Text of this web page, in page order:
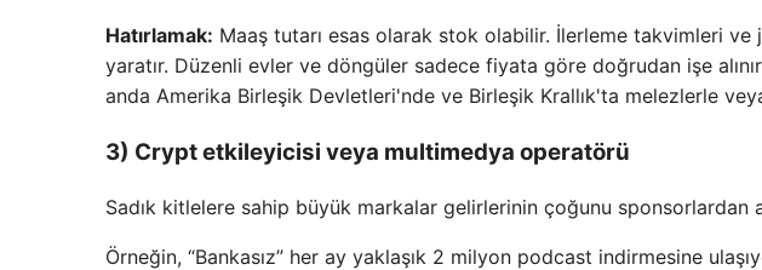
Hatırlamak: Maaş tutarı esas olarak stok olabilir. İlerleme takvimleri
yaratır. Düzenli evler ve döngüler sadece fiyata göre doğrudan işe
anda Amerika Birleşik Devletleri'nde ve Birleşik Krallık'ta melezlerle
3) Crypt etkileyicisi veya multimedya operatörü
Sadık kitlelere sahip büyük markalar gelirlerinin çoğunu sponsorlardan
Örneğin, “Bankasız” her ay yaklaşık 2 milyon podcast indirmesine